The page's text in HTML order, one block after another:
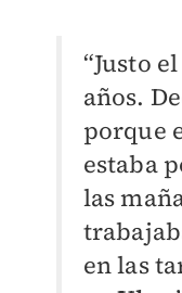
“Justo
años.
porque
estaba
las
en las